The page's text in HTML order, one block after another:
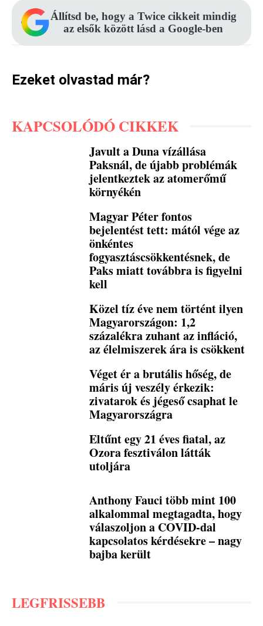
Állítsd be, hogy a Twice cikkeit mindig
az elsők között lásd a Google-ben
Ezeket olvastad már?
KAPCSOLÓDÓ CIKKEK
Javult a Duna vízállása
Paksnál, de újabb problémák
jelentkeztek az atomerőmű
környékén
Magyar Péter fontos
bejelentést tett: mától vége az
önkéntes
fogyasztáscsökkentésnek, de
Paks miatt továbbra is figyelni
kell
Közel tíz éve nem történt ilyen
Magyarországon: 1,2
százalékra zuhant az infláció,
az élelmiszerek ára is csökkent
Véget ér a brutális hőség, de
máris új veszély érkezik:
zivatarok és jégeső csaphat le
Magyarországra
Eltűnt egy 21 éves fiatal, az
Ozora fesztiválon látták
utoljára
Anthony Fauci több mint 100
alkalommal megtagadta, hogy
válaszoljon a COVID-dal
kapcsolatos kérdésekre – nagy
bajba került
LEGFRISSEBB